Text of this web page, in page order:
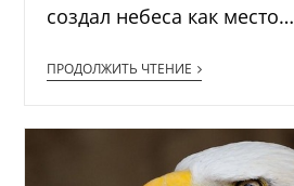
создал небеса как место…
ПРОДОЛЖИТЬ ЧТЕНИЕ